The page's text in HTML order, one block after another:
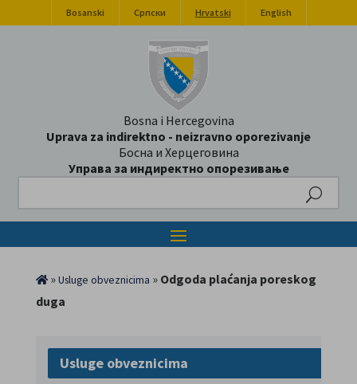
Bosanski Српски Hrvatski English
Bosna i Hercegovina
Uprava za indirektno - neizravno oporezivanje
Босна и Херцеговина
Управа за индиректно опорезивање
»Usluge obveznicima » Odgoda plaćanja poreskog
duga
Usluge obveznicima